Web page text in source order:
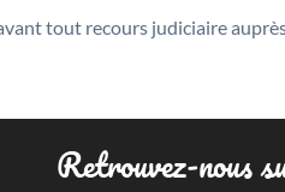
tout recours judiciaire
Retrouvez-nous